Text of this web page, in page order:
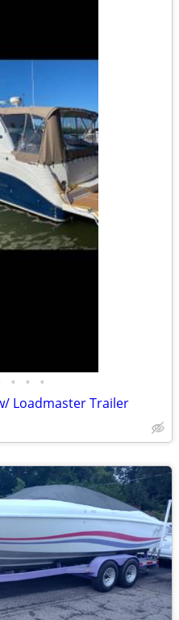
• • •
Loadmaster Trailer